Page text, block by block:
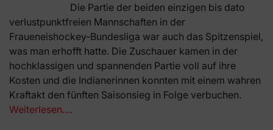
Die Partie der beiden einzigen bis dato
verlustpunktfreien Mannschaften in der
Fraueneishockey-Bundesliga war auch das Spitzenspiel,
was man erhofft hatte. Die Zuschauer kamen in der
hochklassigen und spannenden Partie voll auf ihre
Kosten und die Indianerinnen konnten mit einem wahren
Kraftakt den fünften Saisonsieg in Folge verbuchen.
Weiterlesen….